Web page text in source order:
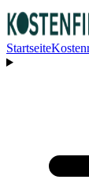
Startseite